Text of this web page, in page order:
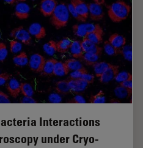
Interactions
under Cryo-